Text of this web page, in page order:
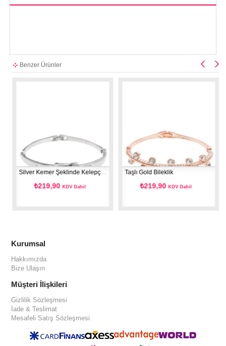
Benzer Ürünler
Silver Kemer Şeklinde Kelepçe Bileklik
₺219,90KDV Dahil
Taşlı Gold Bileklik
₺219,90KDV Dahil
Kurumsal
Hakkımızda
Bize Ulaşın
Müşteri İlişkileri
Gizlilik Sözleşmesi
İade & Teslimat
Mesafeli Satış Sözleşmesi